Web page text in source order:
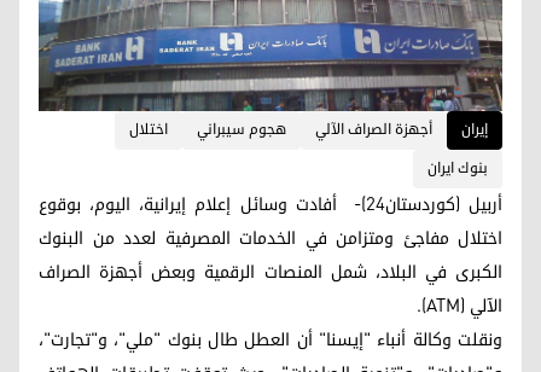
إيران أجهزة الصراف الآلي هجوم سيبراني
اختلال
بنوك ايران
أربيل (كوردستان24)- أفادت وسائل إعلام إيرانية، اليوم، بوقوع
اختلال مفاجئ ومتزامن في الخدمات المصرفية لعدد من البنوك
الكبرى في البلاد، شمل المنصات الرقمية وبعض أجهزة الصراف
الآلي (ATM).
ونقلت وكالة أنباء "إيسنا" أن العطل طال بنوك "ملي"، و"تجارت"،